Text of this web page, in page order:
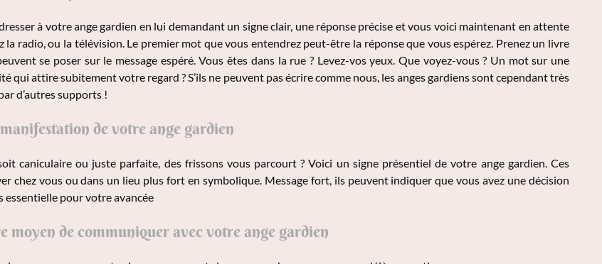
à votre ange gardien en lui demandant un signe clair, une réponse précise et vous voici maintenant en attente
la radio, ou la télévision. Le premier mot que vous entendrez peut-être la réponse que vous espérez. Prenez un livre
se poser sur le message espéré. Vous êtes dans la rue ? Levez-vos yeux. Que voyez-vous ? Un mot sur une
qui attire subitement votre regard ? S’ils ne peuvent pas écrire comme nous, les anges gardiens sont cependant très
d’autres supports !
de votre ange gardien
caniculaire ou juste parfaite, des frissons vous parcourt ? Voici un signe présentiel de votre ange gardien. Ces
chez vous ou dans un lieu plus fort en symbolique. Message fort, ils peuvent indiquer que vous avez une décision
essentielle pour votre avancée
moyen de communiquer avec votre ange gardien